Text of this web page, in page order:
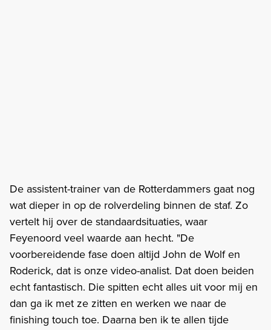
De assistent-trainer van de Rotterdammers gaat nog
wat dieper in op de rolverdeling binnen de staf. Zo
vertelt hij over de standaardsituaties, waar
Feyenoord veel waarde aan hecht. "De
voorbereidende fase doen altijd John de Wolf en
Roderick, dat is onze video-analist. Dat doen beiden
echt fantastisch. Die spitten echt alles uit voor mij en
dan ga ik met ze zitten en werken we naar de
finishing touch toe. Daarna ben ik te allen tijde